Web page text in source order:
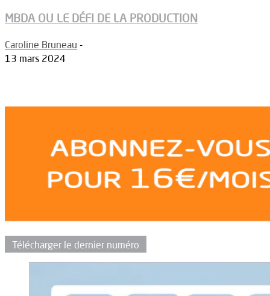
MBDA OU LE DÉFI DE LA PRODUCTION
Caroline Bruneau -
13 mars 2024
Télécharger le dernier numéro